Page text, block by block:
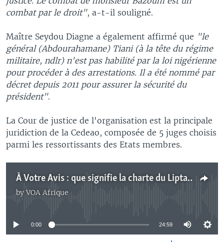
combat par le droit", a-t-il souligné.
Maître Seydou Diagne a également affirmé que "le
général (Abdourahamane) Tiani (à la tête du régime
militaire, ndlr) n'est pas habilité par la loi nigérienne
pour procéder à des arrestations. Il a été nommé par
décret depuis 2011 pour assurer la sécurité du
président".
La Cour de justice de l'organisation est la principale
juridiction de la Cedeao, composée de 5 juges choisis
parmi les ressortissants des Etats membres.
À Votre Avis : que signifie la charte du Liptako-Gourma pour le Sahel ?
byVOA Afrique
No media source currently available
0:00 24:59